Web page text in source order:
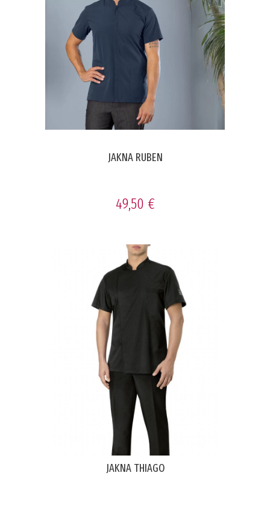
JAKNA RUBEN
49,50 €
JAKNA THIAGO